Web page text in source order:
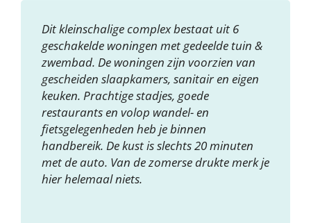
Dit kleinschalige complex bestaat uit 6
geschakelde woningen met gedeelde tuin &
zwembad. De woningen zijn voorzien van
gescheiden slaapkamers, sanitair en eigen
keuken. Prachtige stadjes, goede
restaurants en volop wandel- en
fietsgelegenheden heb je binnen
handbereik. De kust is slechts 20 minuten
met de auto. Van de zomerse drukte merk je
hier helemaal niets.